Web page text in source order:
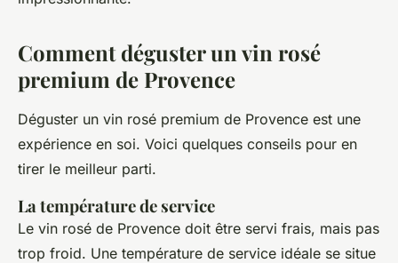
Comment déguster un vin rosé
premium de Provence
Déguster un vin rosé premium de Provence est une
expérience en soi. Voici quelques conseils pour en
tirer le meilleur parti.
La température de service
Le vin rosé de Provence doit être servi frais, mais pas
trop froid. Une température de service idéale se situe